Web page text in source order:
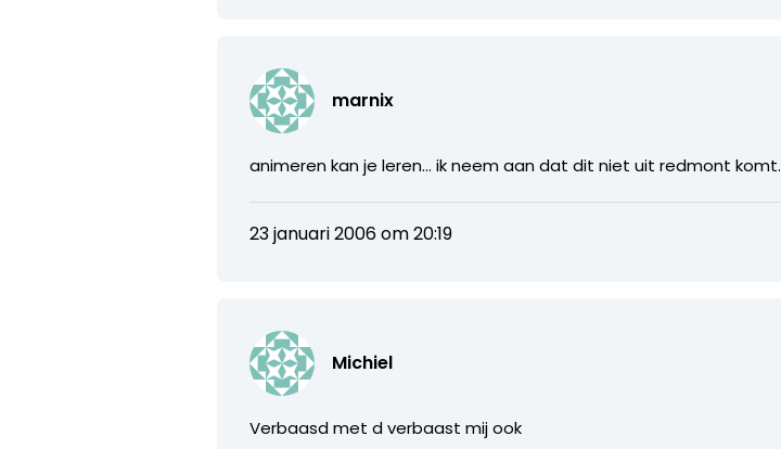
marnix
animeren kan je leren… ik neem aan dat dit niet uit redmont komt.
23 januari 2006 om 20:19
Michiel
Verbaasd met d verbaast mij ook